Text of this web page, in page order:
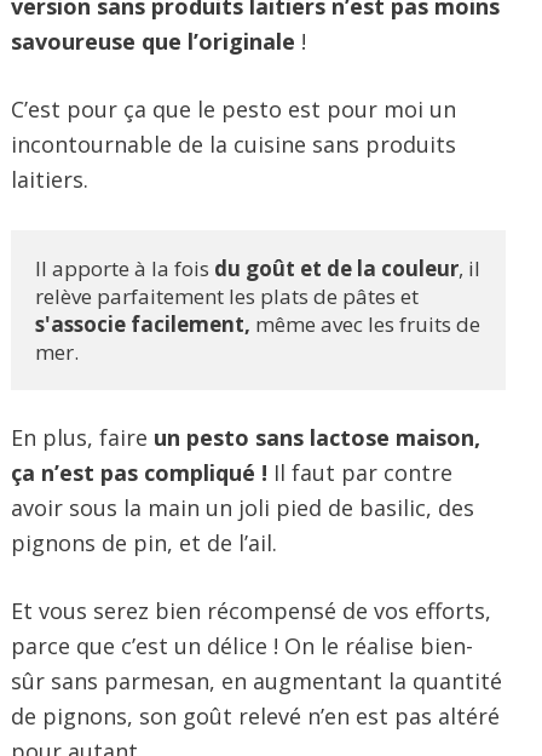
savoureuse que l’originale !
C’est pour ça que le pesto est pour moi un
incontournable de la cuisine sans produits
laitiers.
Il apporte à la fois du goût et de la couleur, il
s'associe facilement, même avec les fruits de
mer.
En plus, faire un pesto sans lactose maison,
ça n’est pas compliqué ! Il faut par contre
avoir sous la main un joli pied de basilic, des
pignons de pin, et de l’ail.
Et vous serez bien récompensé de vos efforts,
parce que c’est un délice ! On le réalise bien-
sûr sans parmesan, en augmentant la quantité
de pignons, son goût relevé n’en est pas altéré